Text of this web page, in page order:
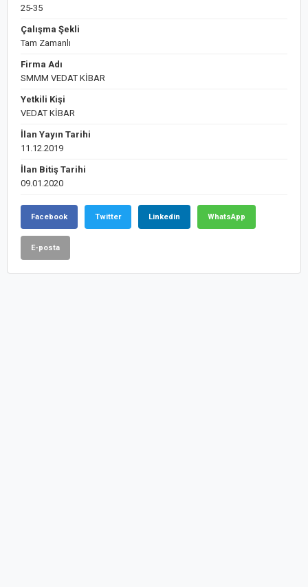
25-35
Çalışma Şekli
Tam Zamanlı
Firma Adı
SMMM VEDAT KİBAR
Yetkili Kişi
VEDAT KİBAR
İlan Yayın Tarihi
11.12.2019
İlan Bitiş Tarihi
09.01.2020
Facebook Twitter Linkedin WhatsApp
E-posta